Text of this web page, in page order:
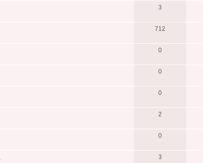
3
712
0
0
0
2
0
3